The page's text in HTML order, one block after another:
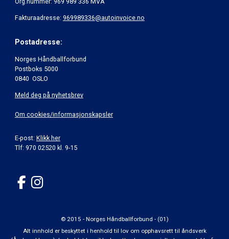
Fakturaadresse: 969989336@autoinvoice.no
Postadresse:
Norges Håndballforbund
Postboks 5000
0840 OSLO
Meld deg på nyhetsbrev
Om cookies/informasjonskapsler
E-post: Klikk her
Tlf: 970 02520 kl. 9-15
© 2015 - Norges Håndballforbund - (01)
Alt innhold er beskyttet i henhold til lov om opphavsrett til åndsverk